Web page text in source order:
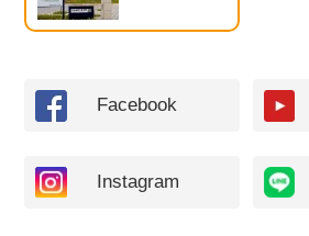
Facebook
Instagram